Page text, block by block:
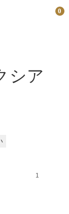
0
シア
20件 1